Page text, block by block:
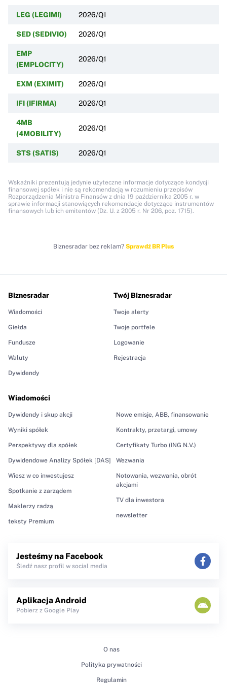
LEG (LEGIMI) 2026/Q1
SED (SEDIVIO) 2026/Q1
EMP
(EMPLOCITY)
2026/Q1
EXM (EXIMIT) 2026/Q1
IFI (IFIRMA) 2026/Q1
4MB
(4MOBILITY)
2026/Q1
STS (SATIS) 2026/Q1
Wskaźniki prezentują jedynie użyteczne informacje dotyczące kondycji
finansowej spółek i nie są rekomendacją w rozumieniu przepisów
Rozporządzenia Ministra Finansów z dnia 19 października 2005 r. w
sprawie informacji stanowiących rekomendacje dotyczące instrumentów
finansowych lub ich emitentów (Dz. U. z 2005 r. Nr 206, poz. 1715).
Biznesradar bez reklam? Sprawdź BR Plus
Biznesradar
Wiadomości
Giełda
Fundusze
Waluty
Dywidendy
Wiadomości
Dywidendy i skup akcji
Wyniki spółek
Perspektywy dla spółek
Dywidendowe Analizy Spółek [DAS]
Wiesz w co inwestujesz
Spotkanie z zarządem
Maklerzy radzą
teksty Premium
Nowe emisje, ABB, finansowanie
Kontrakty, przetargi, umowy
Certyfikaty Turbo (ING N.V.)
Wezwania
Notowania, wezwania, obrót
akcjami
TV dla inwestora
newsletter
Twój Biznesradar
Twoje alerty
Twoje portfele
Logowanie
Rejestracja
Jesteśmy na Facebook
Śledź nasz profil w social media
Aplikacja Android
Pobierz z Google Play
O nas
Polityka prywatności
Regulamin